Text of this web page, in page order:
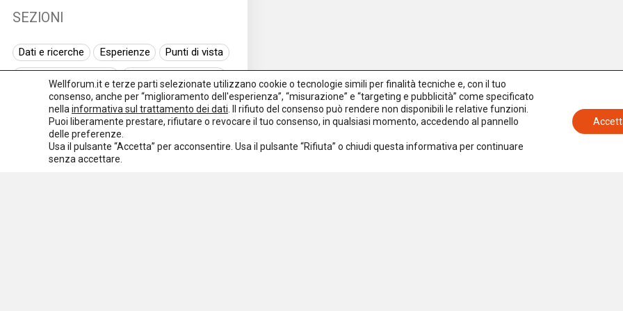
SEZIONI
Dati e ricerche Esperienze
Punti di vista
Normativa europea
Rassegna normativa
I seminari di Welforum
Eventi
Spazio ai promotori
Wellforum.it e terze parti selezionate utilizzano cookie o tecnologie simili per finalità tecniche e, con il tuo
consenso, anche per “miglioramento dell'esperienza”, “misurazione” e “targeting e pubblicità” come specificato
nella informativa sul trattamento dei dati . Il rifiuto del consenso può rendere non disponibili le relative funzioni.
Puoi liberamente prestare, rifiutare o revocare il tuo consenso, in qualsiasi momento, accedendo al pannello
delle preferenze.
Usa il pulsante “Accetta” per acconsentire. Usa il pulsante “Rifiuta” o chiudi questa informativa per continuare
senza accettare.